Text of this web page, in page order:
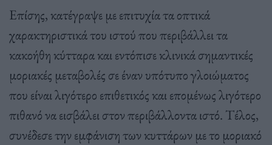
Επίσης, κατέγραψε με επιτυχία τα οπτικά
χαρακτηριστικά του ιστού που περιβάλλει τα
κακοήθη κύτταρα και εντόπισε κλινικά σημαντικές
μοριακές μεταβολές σε έναν υπότυπο γλοιώματος
που είναι λιγότερο επιθετικός και επομένως λιγότερο
πιθανό να εισβάλει στον περιβάλλοντα ιστό. Τέλος,
συνέδεσε την εμφάνιση των κυττάρων με το μοριακό